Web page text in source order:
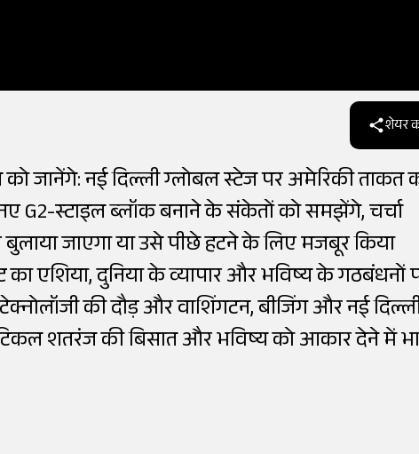
शेयर
जानेंगे: नई दिल्ली ग्लोबल स्टेज पर अमेरिकी ताकत
G2-स्टाइल ब्लॉक बनाने के संकेतों को समझेंगे, चर्चा
जाएगा या उसे पीछे हटने के लिए मजबूर किया
एशिया, दुनिया के व्यापार और भविष्य के गठबंधनों
की दौड़ और वाशिंगटन, बीजिंग और नई
शतरंज की बिसात और भविष्य को आकार देने में